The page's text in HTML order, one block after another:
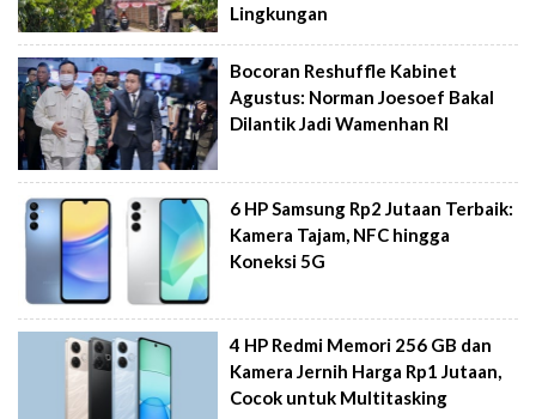
Lingkungan
Bocoran Reshuffle Kabinet
Agustus: Norman Joesoef Bakal
Dilantik Jadi Wamenhan RI
6 HP Samsung Rp2 Jutaan Terbaik:
Kamera Tajam, NFC hingga
Koneksi 5G
4 HP Redmi Memori 256 GB dan
Kamera Jernih Harga Rp1 Jutaan,
Cocok untuk Multitasking